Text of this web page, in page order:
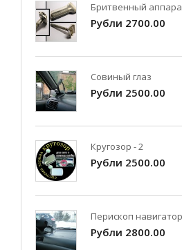
Бритвенный
Рубли 2700.00
Совиный глаз
Рубли 2500.00
Кругозор - 2
Рубли 2500.00
Перископ навигатор
Рубли 2800.00